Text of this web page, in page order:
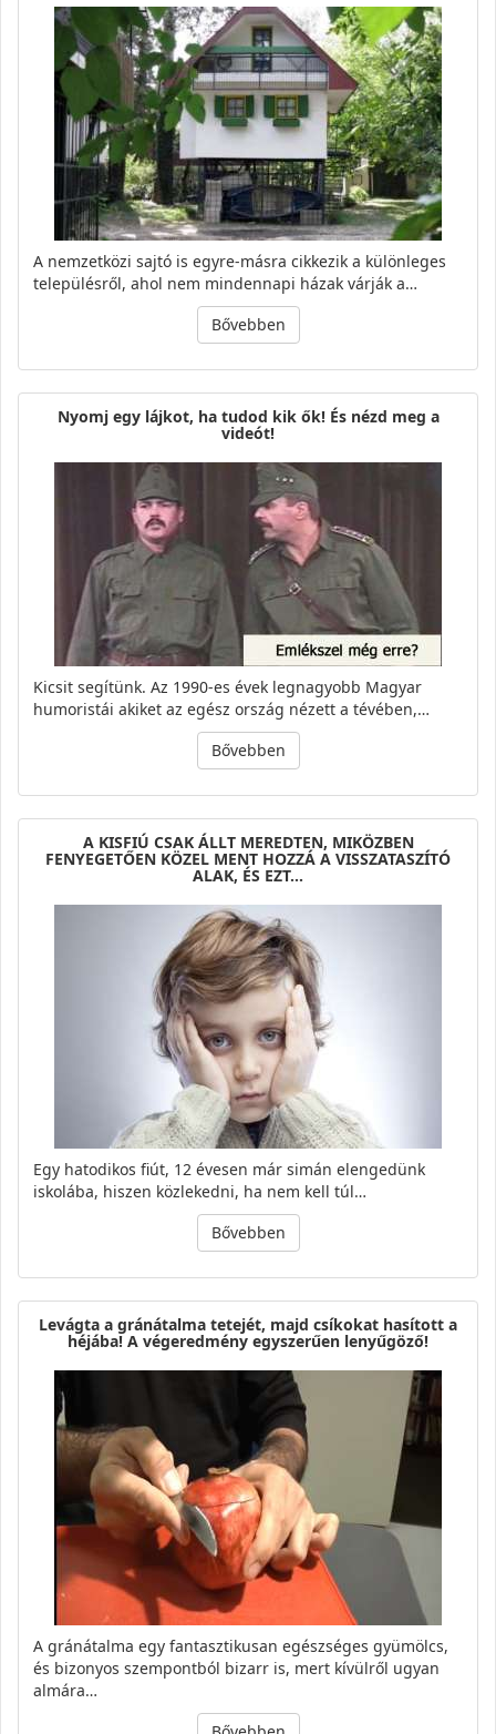
A nemzetközi sajtó is egyre-másra cikkezik a különleges
településről, ahol nem mindennapi házak várják a…
Bővebben
Nyomj egy lájkot, ha tudod kik ők! És nézd meg a
videót!
Kicsit segítünk. Az 1990-es évek legnagyobb Magyar
humoristái akiket az egész ország nézett a tévében,…
Bővebben
A KISFIÚ CSAK ÁLLT MEREDTEN, MIKÖZBEN
FENYEGETŐEN KÖZEL MENT HOZZÁ A VISSZATASZÍTÓ
ALAK, ÉS EZT…
Egy hatodikos fiút, 12 évesen már simán elengedünk
iskolába, hiszen közlekedni, ha nem kell túl…
Bővebben
Levágta a gránátalma tetejét, majd csíkokat hasított a
héjába! A végeredmény egyszerűen lenyűgöző!
A gránátalma egy fantasztikusan egészséges gyümölcs,
és bizonyos szempontból bizarr is, mert kívülről ugyan
almára…